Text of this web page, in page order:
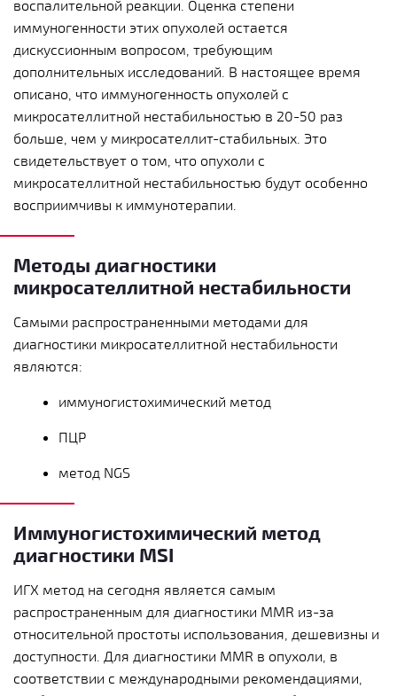
воспалительной реакции. Оценка степени
иммуногенности этих опухолей остается
дискуссионным вопросом, требующим
дополнительных исследований. В настоящее время
описано, что иммуногенность опухолей с
микросателлитной нестабильностью в 20-50 раз
больше, чем у микросателлит-стабильных. Это
свидетельствует о том, что опухоли с
микросателлитной нестабильностью будут особенно
восприимчивы к иммунотерапии.
Методы диагностики
микросателлитной нестабильности
Самыми распространенными методами для
диагностики микросателлитной нестабильности
являются:
иммуногистохимический метод
ПЦР
метод NGS
Иммуногистохимический метод
диагностики MSI
ИГХ метод на сегодня является самым
распространенным для диагностики MMR из-за
относительной простоты использования, дешевизны и
доступности. Для диагностики MMR в опухоли, в
соответствии с международными рекомендациями,